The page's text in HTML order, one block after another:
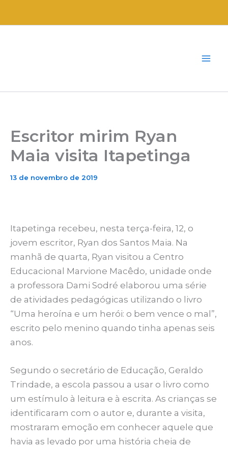
Escritor mirim Ryan
Maia visita Itapetinga
13 de novembro de 2019
Itapetinga recebeu, nesta terça-feira, 12, o
jovem escritor, Ryan dos Santos Maia. Na
manhã de quarta, Ryan visitou a Centro
Educacional Marvione Macêdo, unidade onde
a professora Dami Sodré elaborou uma série
de atividades pedagógicas utilizando o livro
“Uma heroína e um herói: o bem vence o mal”,
escrito pelo menino quando tinha apenas seis
anos.
Segundo o secretário de Educação, Geraldo
Trindade, a escola passou a usar o livro como
um estímulo à leitura e à escrita. As crianças se
identificaram com o autor e, durante a visita,
mostraram emoção em conhecer aquele que
havia as levado por uma história cheia de